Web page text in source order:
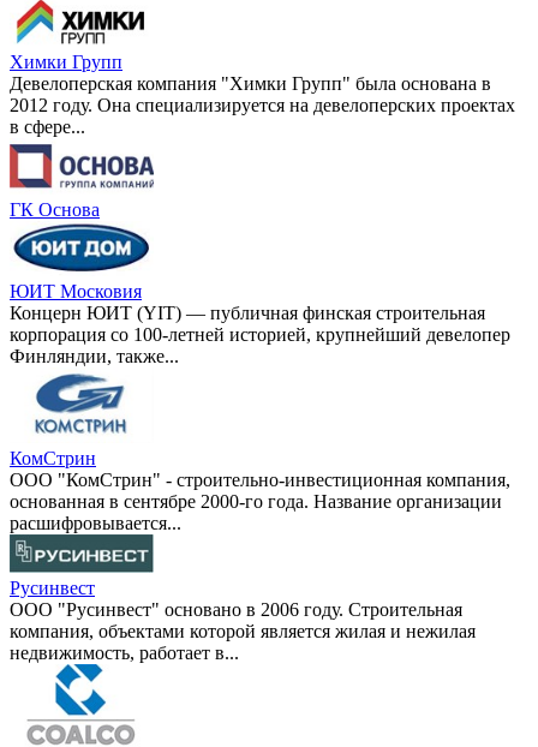
Химки Групп
Девелоперская компания "Химки Групп" была основана в
2012 году. Она специализируется на девелоперских проектах
в сфере...
ГК Основа
ЮИТ Московия
Концерн ЮИТ (YIT) — публичная финская строительная
корпорация со 100-летней историей, крупнейший девелопер
Финляндии, также...
КомСтрин
ООО "КомСтрин" - строительно-инвестиционная компания,
основанная в сентябре 2000-го года. Название организации
расшифровывается...
Русинвест
ООО "Русинвест" основано в 2006 году. Строительная
компания, объектами которой является жилая и нежилая
недвижимость, работает в...